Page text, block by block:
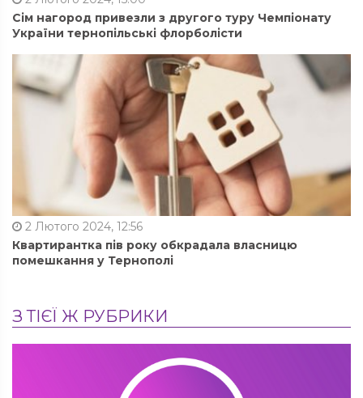
Сім нагород привезли з другого туру Чемпіонату
України тернопільські флорболісти
2 Лютого 2024, 12:56
Квартирантка пів року обкрадала власницю
помешкання у Тернополі
З ТІЄЇ Ж РУБРИКИ